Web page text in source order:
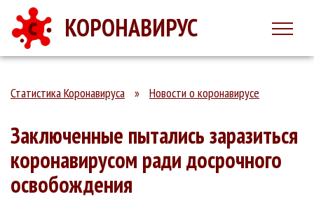
КОРОНАВИРУС
Статистика Коронавируса » Новости о коронавирусе
Заключенные пытались заразиться
коронавирусом ради досрочного
освобождения